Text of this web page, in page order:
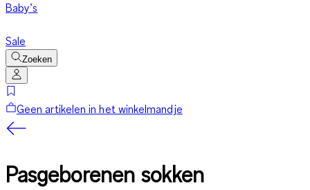
Baby’s
Sale
Zoeken
Geen artikelen in het winkelmandje
Pasgeborenen sokken